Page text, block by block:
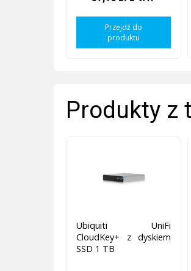
Przejdź do
produktu
Produkty z
Ubiquiti UniFi
CloudKey+ z dyskiem
SSD 1 TB